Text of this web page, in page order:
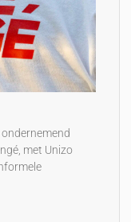
ondernemend
met Unizo